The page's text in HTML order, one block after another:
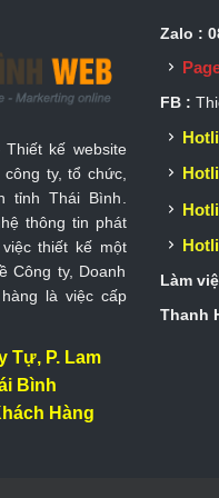
kế website
ty, tổ chức,
tỉnh Thái Bình.
thông tin phát
thiết kế một
Công ty, Doanh
là việc cấp
Tự, P. Lam
Bình
Hàng
Zalo :
FB :
Làm
Thanh